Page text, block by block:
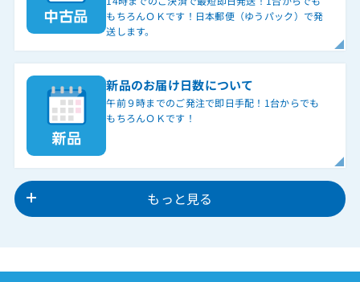
もちろんＯＫです！日本郵便（ゆうパック）で発
送します。
新品のお届け日数について
午前９時までのご発注で即日手配！1台からでも
もちろんＯＫです！
もっと見る